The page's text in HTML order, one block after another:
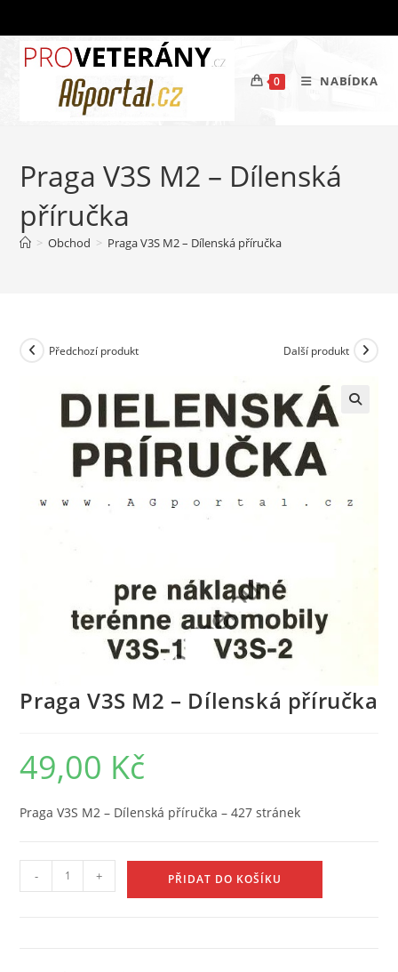
k
obsahu
0 NABÍDKA
Praga V3S M2 – Dílenská
příručka
> Obchod > Praga V3S M2 – Dílenská příručka
Předchozí produkt Další produkt
Praga V3S M2 – Dílenská příručka
49,00 Kč
Praga V3S M2 – Dílenská příručka – 427 stránek
V3S
- + PŘIDAT DO KOŠÍKU